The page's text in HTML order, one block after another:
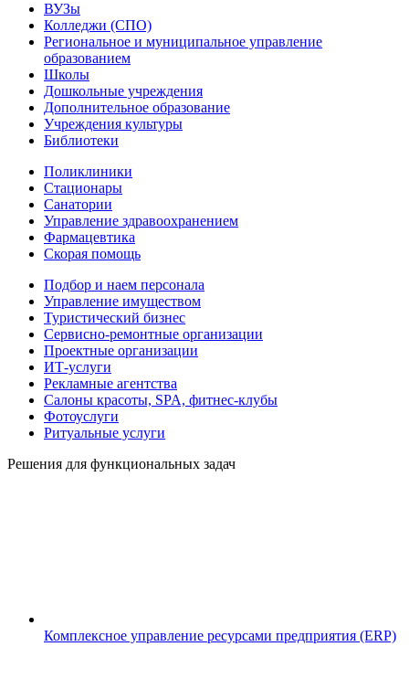
ВУЗы
Колледжи (СПО)
Региональное и муниципальное управление
образованием
Школы
Дошкольные учреждения
Дополнительное образование
Учреждения культуры
Библиотеки
Поликлиники
Стационары
Санатории
Управление здравоохранением
Фармацевтика
Скорая помощь
Подбор и наем персонала
Управление имуществом
Туристический бизнес
Сервисно-ремонтные организации
Проектные организации
ИТ-услуги
Рекламные агентства
Салоны красоты, SPA, фитнес-клубы
Фотоуслуги
Ритуальные услуги
Решения для функциональных задач
Комплексное управление ресурсами предприятия (ERP)